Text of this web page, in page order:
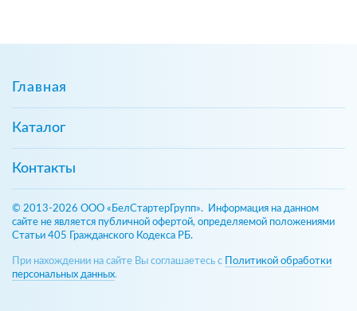
Главная
Каталог
Контакты
© 2013-2026 ООО «БелСтартерГрупп». Информация на данном
сайте не является публичной офертой, определяемой положениями
Статьи 405 Гражданского Кодекса РБ.
При нахождении на сайте Вы соглашаетесь с
Политикой обработки
персональных данных.